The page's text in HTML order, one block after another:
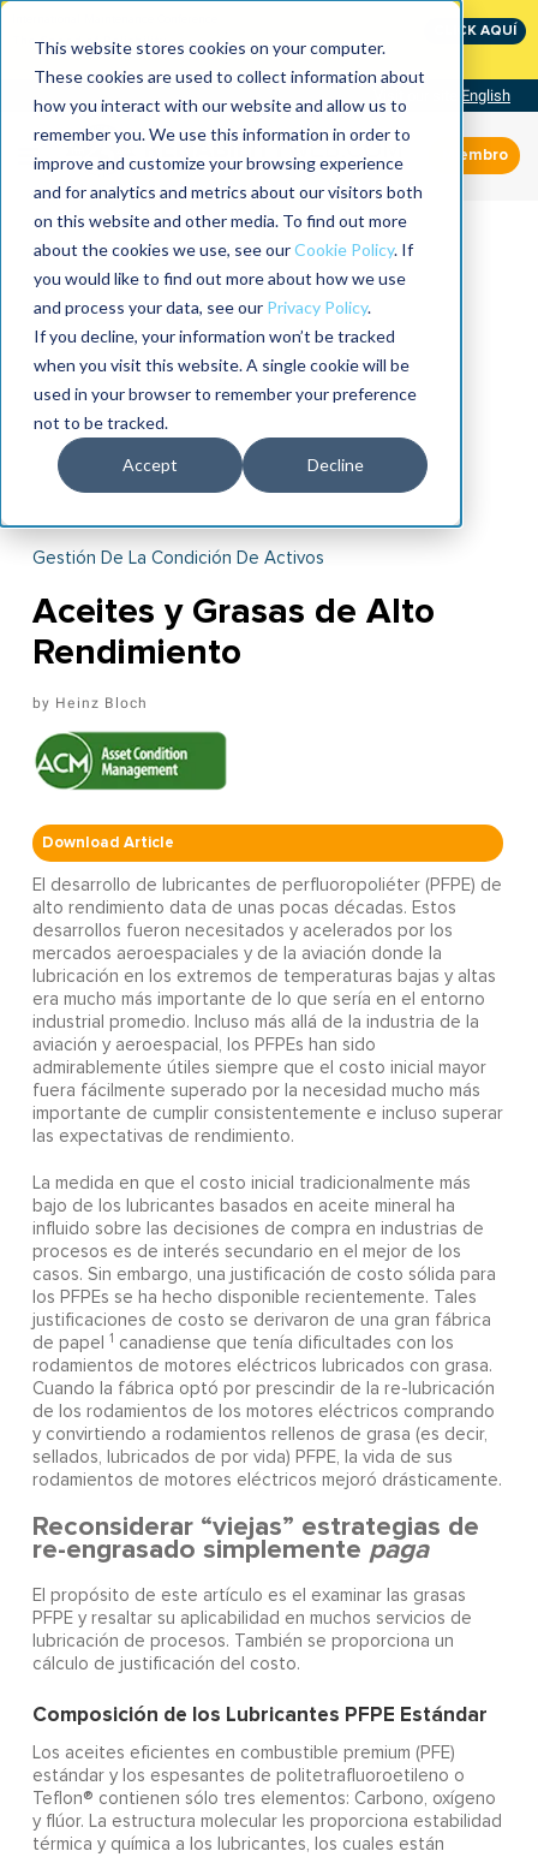
This website stores cookies on your computer.
These cookies are used to collect information about
how you interact with our website and allow us to
remember you. We use this information in order to
improve and customize your browsing experience
and for analytics and metrics about our visitors both
on this website and other media. To find out more
about the cookies we use, see ourCookie Policy. If
you would like to find out more about how we use
and process your data, see our Privacy Policy.
If you decline, your information won’t be tracked
when you visit this website. A single cookie will be
used in your browser to remember your preference
not to be tracked.
Accept Decline
The Speed of Reliability
CLICK AQUÍ
English
Miembro
Gestión De La Condición De Activos
Aceites y Grasas de Alto
Rendimiento
Heinz Bloch
Download Article
El desarrollo de lubricantes de perfluoropoliéter (PFPE) de
alto rendimiento data de unas pocas décadas. Estos
desarrollos fueron necesitados y acelerados por los
mercados aeroespaciales y de la aviación donde la
lubricación en los extremos de temperaturas bajas y altas
era mucho más importante de lo que sería en el entorno
industrial promedio. Incluso más allá de la industria de la
aviación y aeroespacial, los PFPEs han sido
admirablemente útiles siempre que el costo inicial mayor
fuera fácilmente superado por la necesidad mucho más
importante de cumplir consistentemente e incluso superar
las expectativas de rendimiento.
La medida en que el costo inicial tradicionalmente más
bajo de los lubricantes basados en aceite mineral ha
influido sobre las decisiones de compra en industrias de
procesos es de interés secundario en el mejor de los
casos. Sin embargo, una justificación de costo sólida para
los PFPEs se ha hecho disponible recientemente. Tales
justificaciones de costo se derivaron de una gran fábrica
de papel
1
canadiense que tenía dificultades con los
rodamientos de motores eléctricos lubricados con grasa.
Cuando la fábrica optó por prescindir de la re-lubricación
de los rodamientos de los motores eléctricos comprando
y convirtiendo a rodamientos rellenos de grasa (es decir,
sellados, lubricados de por vida) PFPE, la vida de sus
rodamientos de motores eléctricos mejoró drásticamente.
Reconsiderar “viejas” estrategias de
re-engrasado simplemente paga
El propósito de este artículo es el examinar las grasas
PFPE y resaltar su aplicabilidad en muchos servicios de
lubricación de procesos. También se proporciona un
cálculo de justificación del costo.
Composición de los Lubricantes PFPE Estándar
Los aceites eficientes en combustible premium (PFE)
estándar y los espesantes de politetrafluoroetileno o
Teflon® contienen sólo tres elementos: Carbono, oxígeno
y flúor. La estructura molecular les proporciona estabilidad
térmica y química a los lubricantes, los cuales están